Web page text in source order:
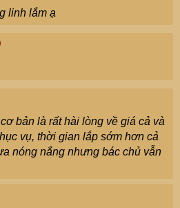
linh lắm ạ
bản là rất hài lòng về giá cả và
vụ, thời gian lắp sớm hơn cả
nóng nắng nhưng bác chủ vẫn